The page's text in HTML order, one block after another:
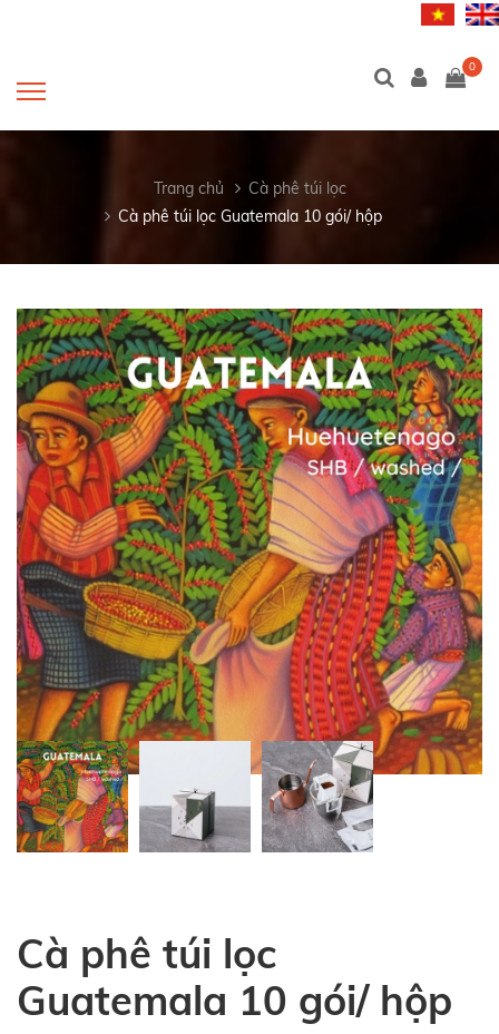
0
Trang chủ
Cà phê túi lọc
Cà phê túi lọc Guatemala 10 gói/ hộp
Cà phê túi lọc
Guatemala 10 gói/ hộp